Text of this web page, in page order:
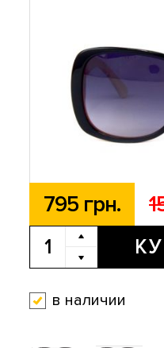
795 грн.
в наличии